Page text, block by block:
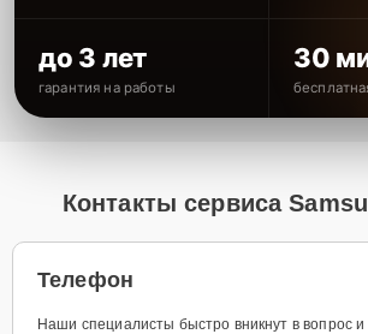
до 3 лет
гарантия на работы
30
Контакты сервиса
Телефон
Наши специалисты быстро вникнут в вопрос и